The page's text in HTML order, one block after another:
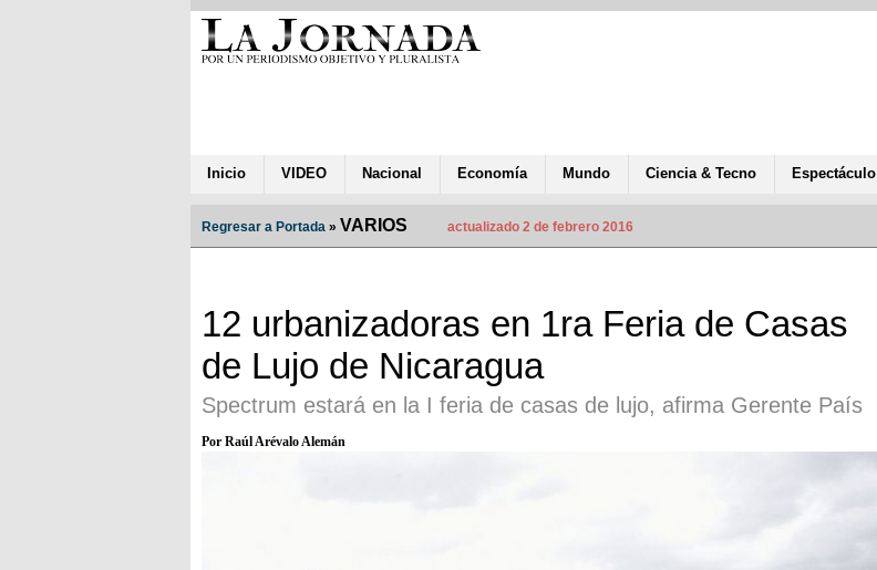
Inicio VIDEO Nacional Economía Mundo Ciencia & Tecno Espectáculo
Regresar a Portada » VARIOS actualizado 2 de febrero 2016
12 urbanizadoras en 1ra Feria de Casas
de Lujo de Nicaragua
Spectrum estará en la I feria de casas de lujo, afirma Gerente País
Por Raúl Arévalo Alemán